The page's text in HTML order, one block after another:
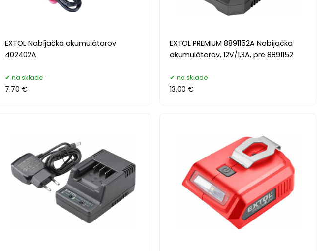
EXTOL Nabíjačka akumulátorov
402402A
na sklade
7.70 €
EXTOL PREMIUM 8891152A Nabíjačka
akumulátorov, 12V/1,3A, pre 8891152
na sklade
13.00 €